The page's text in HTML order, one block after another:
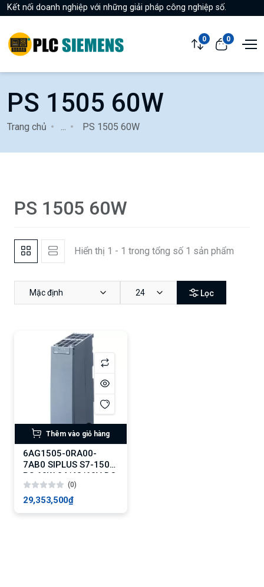
Kết nối doanh nghiệp với những giải pháp công nghiệp số.
0 0
PS 1505 60W
Trang chủ PS 1505 60W
PS 1505 60W
Hiển thị 1 - 1 trong tổng số 1 sản phẩm
Mặc định 24 Lọc
Thêm vào giỏ hàng
6AG1505-0RA00-
7AB0 SIPLUS S7-1500
PS 60W 24/48/60V DC
(0)
29,353,500₫